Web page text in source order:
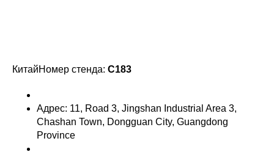
КитайНомер стенда: C183
Адрес: 11, Road 3, Jingshan Industrial Area 3,
Chashan Town, Dongguan City, Guangdong
Province